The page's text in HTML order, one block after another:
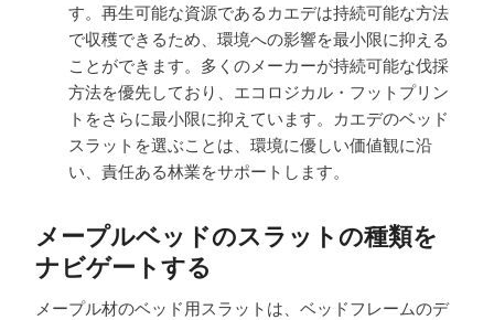
す。再生可能な資源であるカエデは持続可能な方法
で収穫できるため、環境への影響を最小限に抑える
ことができます。多くのメーカーが持続可能な伐採
方法を優先しており、エコロジカル・フットプリン
トをさらに最小限に抑えています。カエデのベッド
スラットを選ぶことは、環境に優しい価値観に沿
い、責任ある林業をサポートします。
メープルベッドのスラットの種類を
ナビゲートする
メープル材のベッド用スラットは、ベッドフレームのデ